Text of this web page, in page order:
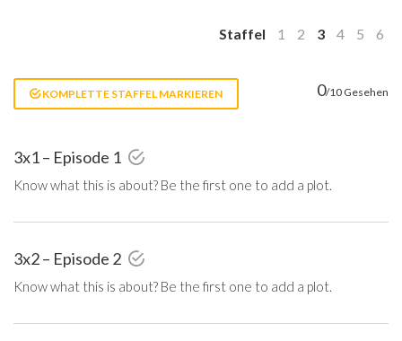
Staffel 1 2 3 4 5 6
KOMPLETTE STAFFEL MARKIEREN 0/10 Gesehen
3x1 – Episode 1
Know what this is about? Be the first one to add a plot.
3x2 – Episode 2
Know what this is about? Be the first one to add a plot.